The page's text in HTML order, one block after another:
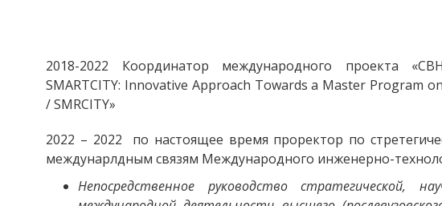
2018-2022 Координатор международного проекта
SMARTCITY: Innovative Approach Towards a Master Program
/ SMRCITY»
2022 – 2022 по настоящее время проректор по
междунарлдным связям Международного инженерно-
Непосредственное руководство стратегической,